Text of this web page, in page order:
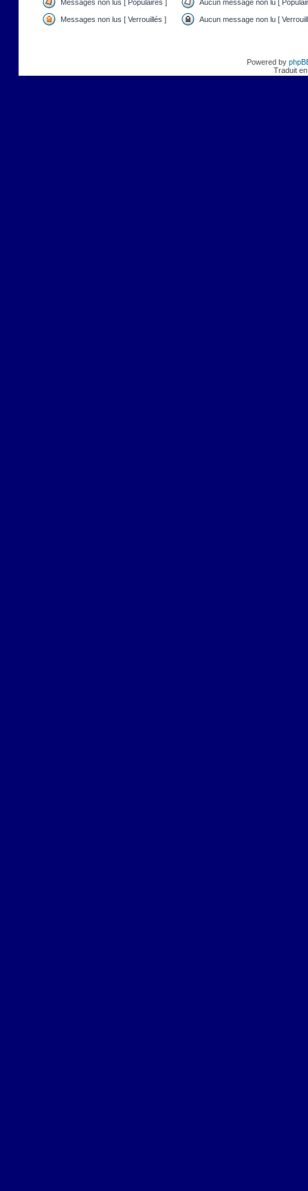
Messages non lus [ Populaires ] Aucun message non lu [
Messages non lus [ Verrouillés ] Aucun message non lu [
Powered by
Traduit